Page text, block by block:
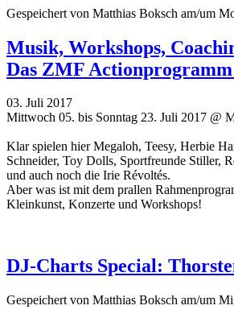
Gespeichert von Matthias Boksch am/um
Musik, Workshops,
Das ZMF Actionprogramm
03. Juli 2017
Mittwoch 05. bis Sonntag 23. Juli 2017 @
Klar spielen hier Megaloh, Teesy, Herbie
Schneider, Toy Dolls, Sportfreunde Stiller,
und auch noch die Irie Révoltés.
Aber was ist mit dem prallen
Kleinkunst, Konzerte und Workshops!
DJ-Charts Special:
Gespeichert von Matthias Boksch am/um